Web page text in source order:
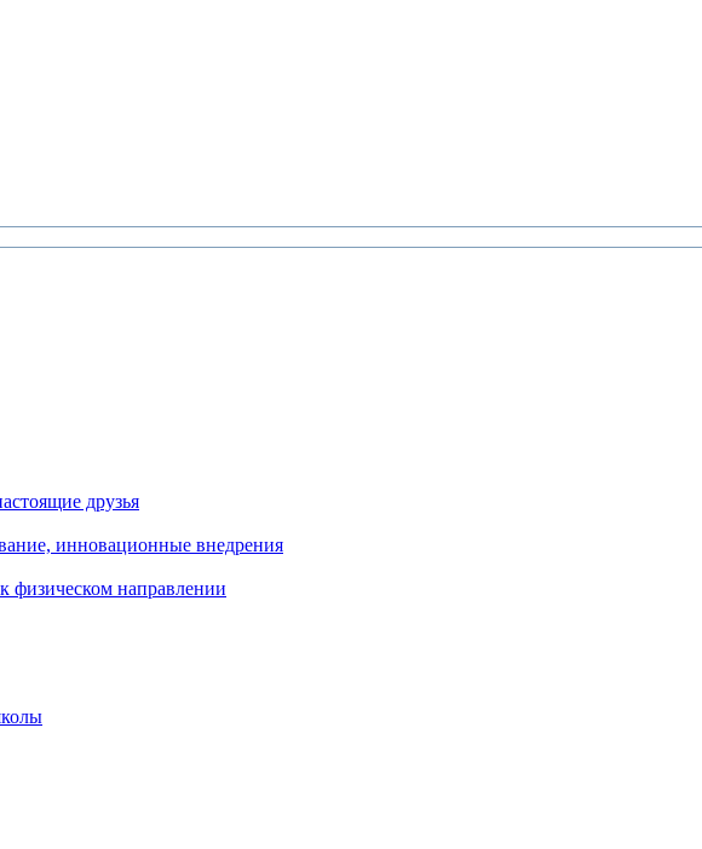
друзья
инновационные внедрения
физическом направлении